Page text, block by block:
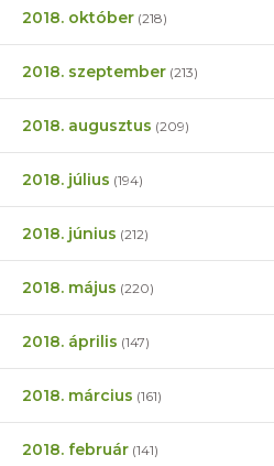
2018. október (218)
2018. szeptember (213)
2018. augusztus (209)
2018. július (194)
2018. június (212)
2018. május (220)
2018. április (147)
2018. március (161)
2018. február (141)